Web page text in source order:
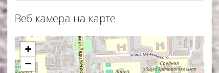
Веб камера на карте
+
−